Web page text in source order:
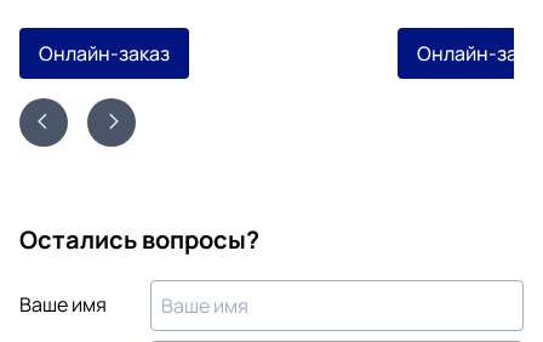
Онлайн-заказ Онлайн-
Остались вопросы?
Ваше имя